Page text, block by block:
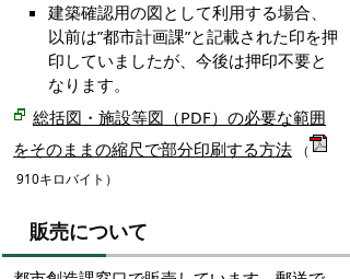
建築確認用の図として利用する場合、
以前は”都市計画課”と記載された印を押
印していましたが、今後は押印不要と
なります。
総括図・施設等図（PDF）の必要な範囲
をそのままの縮尺で部分印刷する方法
（
910キロバイト）
販売について